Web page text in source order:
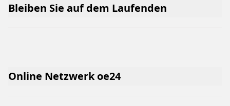
Online Netzwerk oe24
Bleiben Sie auf dem Laufenden